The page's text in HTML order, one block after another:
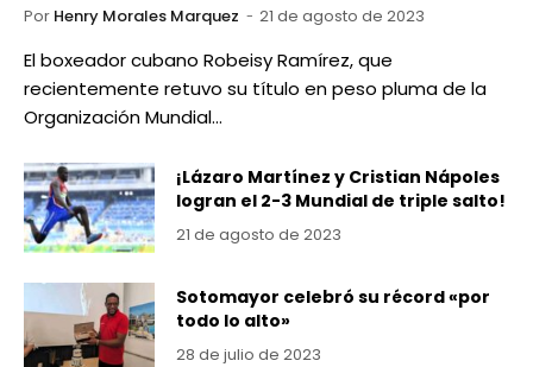
Por Henry Morales Marquez 21 de agosto de 2023
El boxeador cubano Robeisy Ramírez, que
recientemente retuvo su título en peso pluma de la
Organización Mundial…
¡Lázaro Martínez y Cristian Nápoles
logran el 2-3 Mundial de triple salto!
21 de agosto de 2023
Sotomayor celebró su récord «por
todo lo alto»
28 de julio de 2023